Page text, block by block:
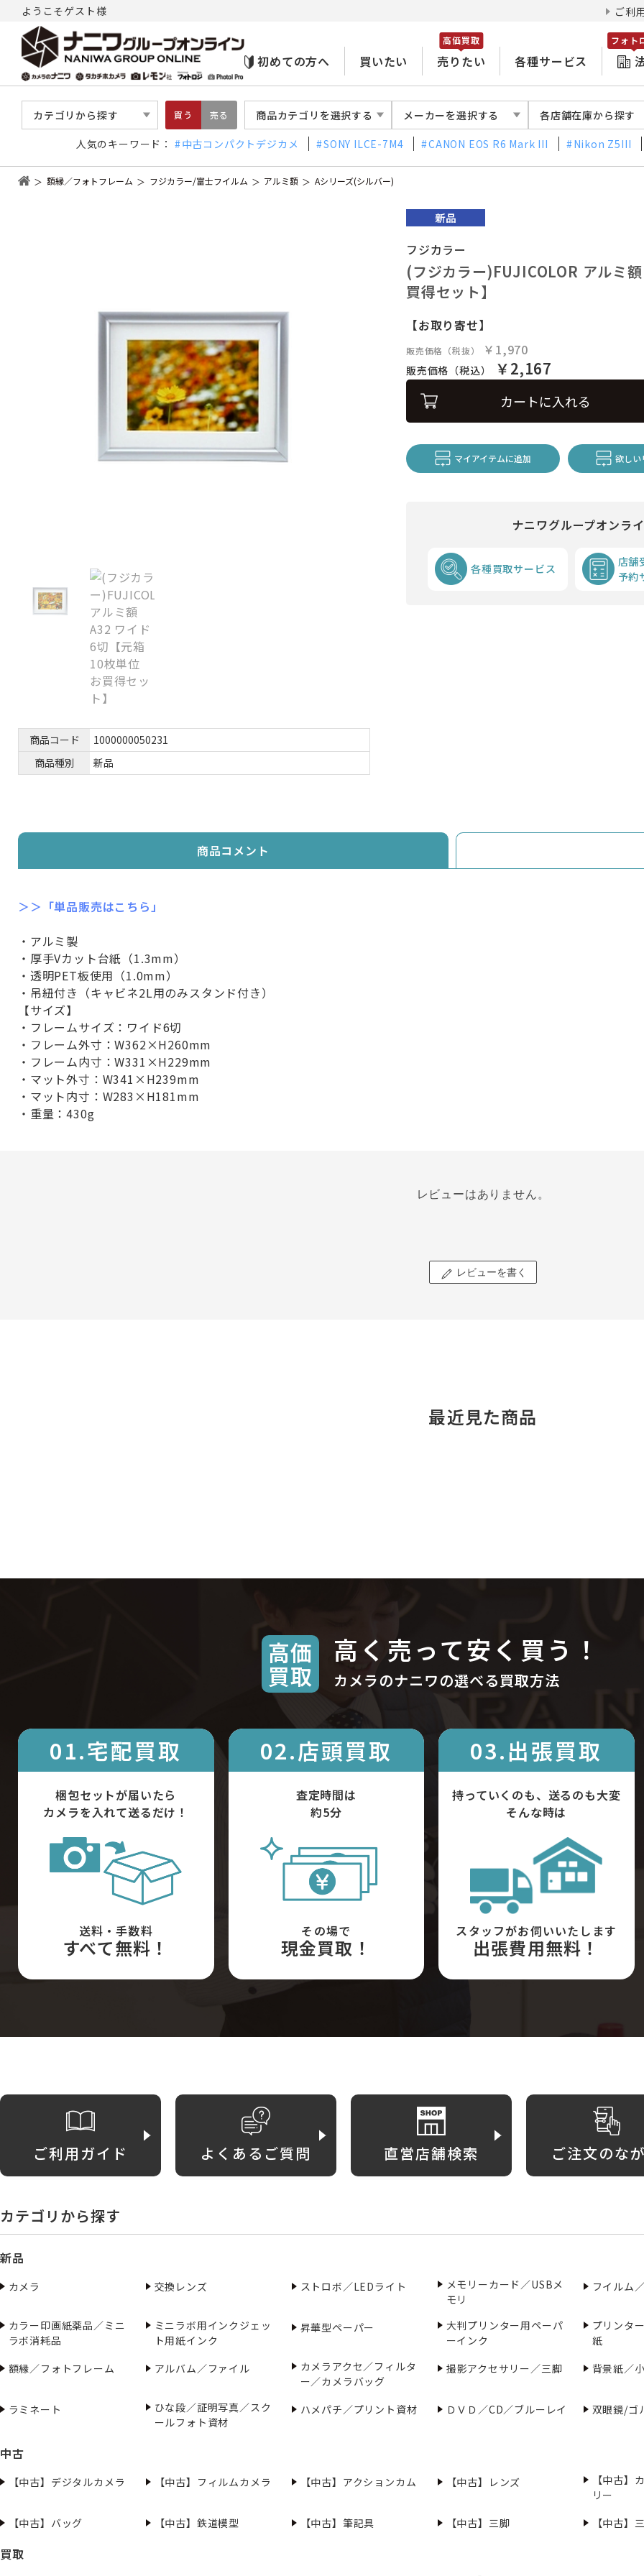
ようこそゲスト様 ご利
初めての方へ 買いたい 売りたい
高価買取
各種サービス
フォト
カテゴリから探す 買う 売る 商品カテゴリを選択する メーカーを選択する 各店舗在庫から探す
人気のキーワード： 中古コンパクトデジカメ SONY ILCE-7M4 CANON EOS R6 Mark III Nikon Z5III
額縁／フォトフレーム フジカラー/富士フイルム アルミ額 Aシリーズ(シルバー)
商品コード
1000000050231
商品種別
新品
フジカラー
(フジカラー)FUJICOLOR アルミ
買得セット】
【お取り寄せ】
販売価格（税抜） ￥1,970
販売価格（税込） ￥2,167
カートに入れる
マイアイテムに追加 欲しい
ナニワグループオンラ
各種買取サービス
店舗
予約
商品コメント
＞＞「単品販売はこちら」
・アルミ製
・厚手Vカット台紙（1.3mm）
・透明PET板使用（1.0mm）
・吊紐付き（キャビネ2L用のみスタンド付き）
【サイズ】
・フレームサイズ：ワイド6切
・フレーム外寸：W362×H260mm
・フレーム内寸：W331×H229mm
・マット外寸：W341×H239mm
・マット内寸：W283×H181mm
・重量：430g
レビューはありません。
レビューを書く
最近見た商品
高価
買取
高く売って安く買う！
カメラのナニワの選べる買取方法
01.宅配買取
梱包セットが届いたら
カメラを入れて送るだけ！
送料・手数料
すべて無料！
02.店頭買取
査定時間は
約5分
その場で
現金買取！
03.出張買取
持っていくのも、送るのも大変
そんな時は
スタッフがお伺いいたします
出張費用無料！
ご利用ガイド よくあるご質問 直営店舗検索 ご注文のな
カテゴリから探す
新品
カメラ 交換レンズ ストロボ／LEDライト
メモリーカード／USBメ
モリ
フイルム
カラー印画紙薬品／ミニ
ラボ消耗品
ミニラボ用インクジェッ
ト用紙インク
昇華型ペーパー
大判プリンター用ペーパ
ーインク
プリンタ
紙
額縁／フォトフレーム
アルバム／ファイル
カメラアクセ／フィルタ
ー／カメラバッグ
撮影アクセサリー／三脚 背景紙／
ラミネート
ひな段／証明写真／スク
ールフォト資材
ハメパチ／プリント資材 ＤＶＤ／CD／ブルーレイ 双眼鏡/ゴ
中古
【中古】デジタルカメラ 【中古】フィルムカメラ 【中古】アクションカム 【中古】レンズ
【中古】
リー
【中古】バッグ
【中古】鉄道模型 【中古】筆記具 【中古】三脚 【中古】
買取